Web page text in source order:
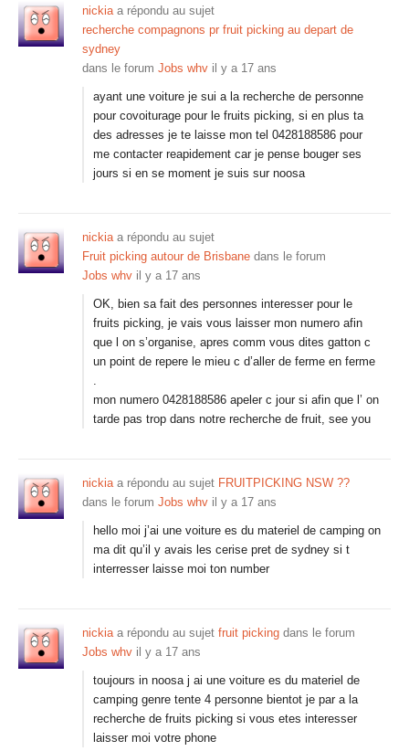
nickiaa répondu au sujet
recherche compagnons pr fruit picking au depart de
sydney
dans le forum Jobs whv il y a 17 ans
ayant une voiture je sui a la recherche de personne
pour covoiturage pour le fruits picking, si en plus ta
des adresses je te laisse mon tel 0428188586 pour
me contacter reapidement car je pense bouger ses
jours si en se moment je suis sur noosa
nickiaa répondu au sujet
Fruit picking autour de Brisbane dans le forum
Jobs whv il y a 17 ans
OK, bien sa fait des personnes interesser pour le
fruits picking, je vais vous laisser mon numero afin
que l on s’organise, apres comm vous dites gatton c
un point de repere le mieu c d’aller de ferme en ferme
.
mon numero 0428188586 apeler c jour si afin que l’ on
tarde pas trop dans notre recherche de fruit, see you
nickiaa répondu au sujet FRUITPICKING NSW ??
dans le forum Jobs whv il y a 17 ans
hello moi j’ai une voiture es du materiel de camping on
ma dit qu’il y avais les cerise pret de sydney si t
interresser laisse moi ton number
nickiaa répondu au sujet fruit picking dans le forum
Jobs whv il y a 17 ans
toujours in noosa j ai une voiture es du materiel de
camping genre tente 4 personne bientot je par a la
recherche de fruits picking si vous etes interesser
laisser moi votre phone